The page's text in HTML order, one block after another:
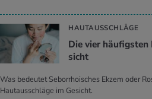
HAUTAUSSCHLÄGE
Die vier
sicht
Was bedeutet Seborrhoisches Ekzem oder
Hautausschläge im Gesicht.